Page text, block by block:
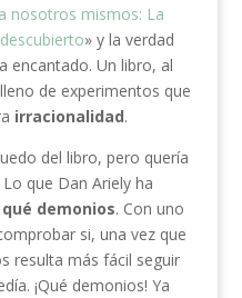
nosotros mismos: La
» y la verdad
encantado. Un libro, al
de experimentos que
irracionalidad.
del libro, pero quería
que Dan Ariely ha
demonios. Con uno
si, una vez que
resulta más fácil seguir
¡Qué demonios! Ya